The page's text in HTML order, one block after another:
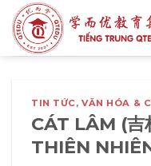
qua
nội
TIN TỨC,VĂN HÓA &
CÁT LÂM (吉
THIÊN